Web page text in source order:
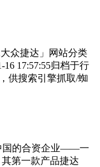
众捷达」网站分类
17:57:55归档于行
供搜索引擎抓取/蜘
国的合资企业——一
第一款产品捷达